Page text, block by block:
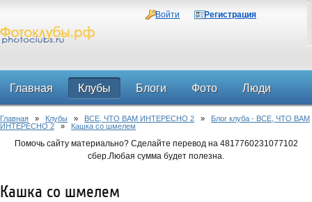
Войти Регистрация
Главная Клубы Блоги Фото Люди
Форум
Главная » Клубы » ВСЕ, ЧТО ВАМ ИНТЕРЕСНО 2 » Блог клуба - ВСЕ, ЧТО ВАМ
ИНТЕРЕСНО 2 » Кашка со шмелем
Помочь сайту материально? Сделайте перевод на 4817760231077102
сбер.Любая сумма будет полезна.
Кашка со шмелем